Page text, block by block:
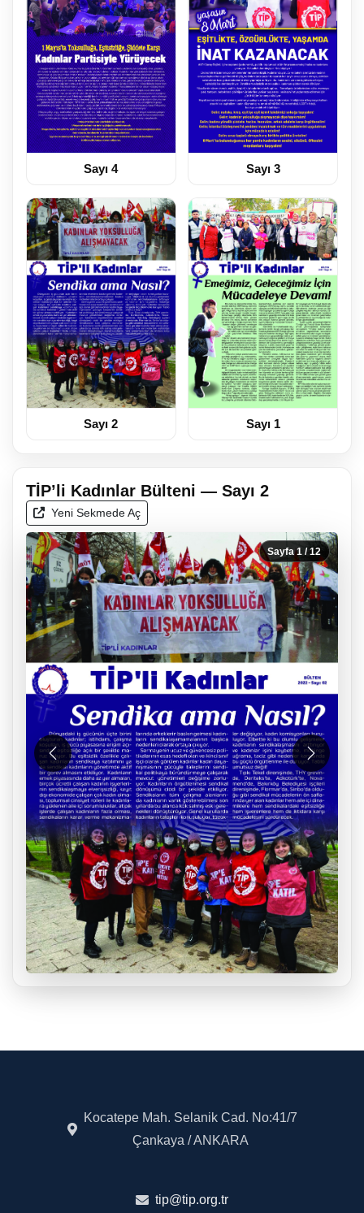
Sayı 4 Sayı 3
Sayı 2 Sayı 1
TİP’li Kadınlar Bülteni — Sayı 2
Yeni Sekmede Aç
Sayfa1 / 12
Önceki Sonraki
Kocatepe Mah. Selanik Cad. No:41/7
Çankaya / ANKARA
tip@tip.org.tr